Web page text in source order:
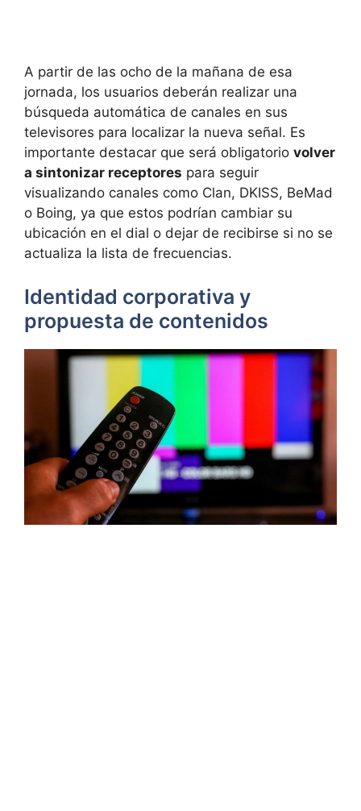
A partir de las ocho de la mañana de esa
jornada, los usuarios deberán realizar una
búsqueda automática de canales en sus
televisores para localizar la nueva señal. Es
importante destacar que será obligatorio volver
a sintonizar receptores para seguir
visualizando canales como Clan, DKISS, BeMad
o Boing, ya que estos podrían cambiar su
ubicación en el dial o dejar de recibirse si no se
actualiza la lista de frecuencias.
Identidad corporativa y
propuesta de contenidos